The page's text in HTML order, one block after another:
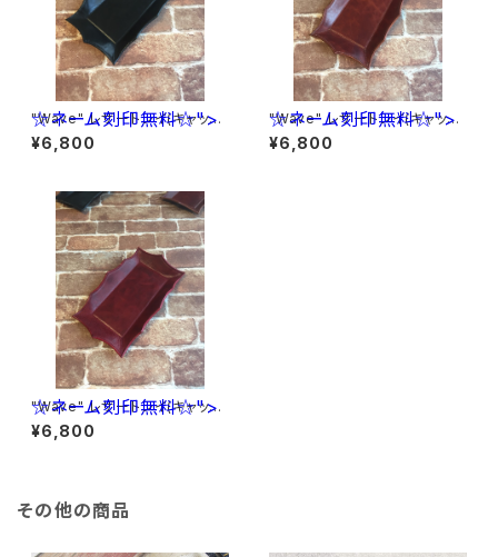
☆ネーム刻印無料☆">
"Wave" レザートレイ(キャッシ
ュトレイ)<Black> ☆ネーム刻
印無料☆
¥6,800
☆ネーム刻印無料☆">
"Wave" レザートレイ(キャッシ
ュトレイ)<Brown> ☆ネーム刻
印無料☆
¥6,800
☆ネーム刻印無料☆">
"Wave" レザートレイ(キャッシ
ュトレイ)<RED> ☆ネーム刻印
無料☆
¥6,800
その他の商品